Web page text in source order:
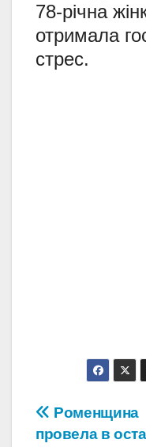
78-річна
отримала
стрес.
Навігація
Роменщина
провела в